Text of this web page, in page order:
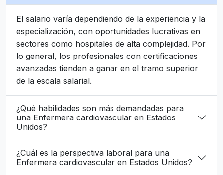
El salario varía dependiendo de la experiencia y la
especialización, con oportunidades lucrativas en
sectores como hospitales de alta complejidad. Por
lo general, los profesionales con certificaciones
avanzadas tienden a ganar en el tramo superior
de la escala salarial.
¿Qué habilidades son más demandadas para
una Enfermera cardiovascular en Estados
Unidos?
¿Cuál es la perspectiva laboral para una
Enfermera cardiovascular en Estados Unidos?